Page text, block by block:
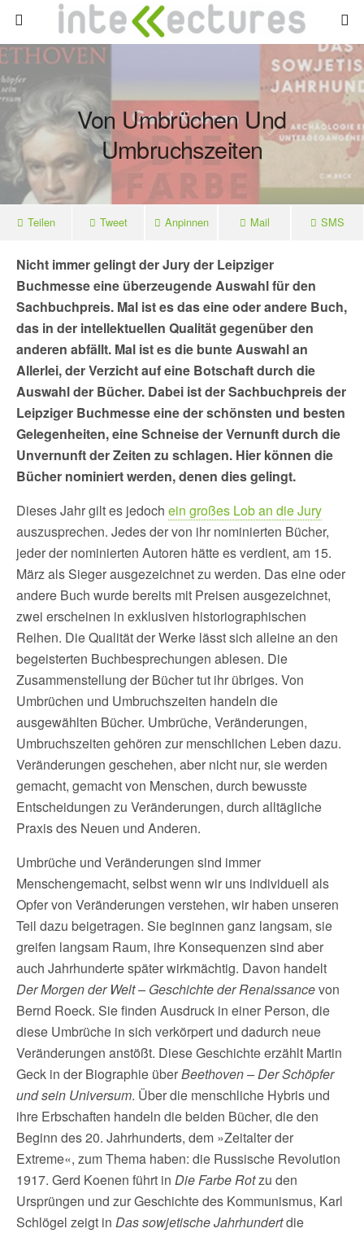
Von Umbrüchen Und
Umbruchszeiten
Teilen Tweet Anpinnen Mail SMS
Nicht immer gelingt der Jury der Leipziger
Buchmesse eine überzeugende Auswahl für den
Sachbuchpreis. Mal ist es das eine oder andere Buch,
das in der intellektuellen Qualität gegenüber den
anderen abfällt. Mal ist es die bunte Auswahl an
Allerlei, der Verzicht auf eine Botschaft durch die
Auswahl der Bücher. Dabei ist der Sachbuchpreis der
Leipziger Buchmesse eine der schönsten und besten
Gelegenheiten, eine Schneise der Vernunft durch die
Unvernunft der Zeiten zu schlagen. Hier können die
Bücher nominiert werden, denen dies gelingt.
Dieses Jahr gilt es jedoch ein großes Lob an die Jury
auszusprechen. Jedes der von ihr nominierten Bücher,
jeder der nominierten Autoren hätte es verdient, am 15.
März als Sieger ausgezeichnet zu werden. Das eine oder
andere Buch wurde bereits mit Preisen ausgezeichnet,
zwei erscheinen in exklusiven historiographischen
Reihen. Die Qualität der Werke lässt sich alleine an den
begeisterten Buchbesprechungen ablesen. Die
Zusammenstellung der Bücher tut ihr übriges. Von
Umbrüchen und Umbruchszeiten handeln die
ausgewählten Bücher. Umbrüche, Veränderungen,
Umbruchszeiten gehören zur menschlichen Leben dazu.
Veränderungen geschehen, aber nicht nur, sie werden
gemacht, gemacht von Menschen, durch bewusste
Entscheidungen zu Veränderungen, durch alltägliche
Praxis des Neuen und Anderen.
Umbrüche und Veränderungen sind immer
Menschengemacht, selbst wenn wir uns individuell als
Opfer von Veränderungen verstehen, wir haben unseren
Teil dazu beigetragen. Sie beginnen ganz langsam, sie
greifen langsam Raum, ihre Konsequenzen sind aber
auch Jahrhunderte später wirkmächtig. Davon handelt
Der Morgen der Welt – Geschichte der Renaissancevon
Bernd Roeck. Sie finden Ausdruck in einer Person, die
diese Umbrüche in sich verkörpert und dadurch neue
Veränderungen anstößt. Diese Geschichte erzählt Martin
Geck in der Biographie überBeethoven – Der Schöpfer
und sein Universum. Über die menschliche Hybris und
ihre Erbschaften handeln die beiden Bücher, die den
Beginn des 20. Jahrhunderts, dem »Zeitalter der
Extreme«, zum Thema haben: die Russische Revolution
1917. Gerd Koenen führt in Die Farbe Rotzu den
Ursprüngen und zur Geschichte des Kommunismus, Karl
Schlögel zeigt in Das sowjetische Jahrhundertdie